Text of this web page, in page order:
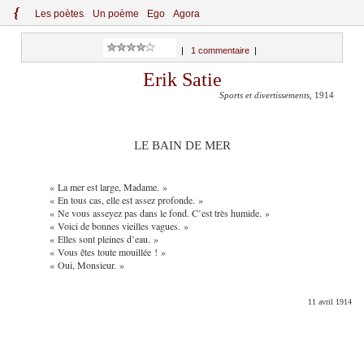
{ Les poètes Un poème Ego Agora
1 commentaire|
Erik Satie
Sports et divertissements , 1914
LE BAIN DE MER
« La mer est large, Madame. »
« En tous cas, elle est assez profonde. »
« Ne vous asseyez pas dans le fond. C’est très humide. »
« Voici de bonnes vieilles vagues. »
« Elles sont pleines d’eau. »
« Vous êtes toute mouillée ! »
« Oui, Monsieur. »
11 avril 1914